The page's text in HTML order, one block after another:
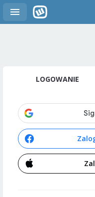
LOGOWANIE